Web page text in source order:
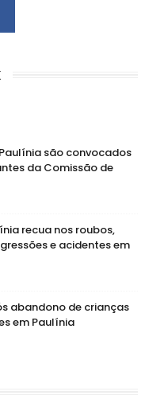
são convocados
da Comissão de
recua nos roubos,
e acidentes em
abandono de crianças
em Paulínia